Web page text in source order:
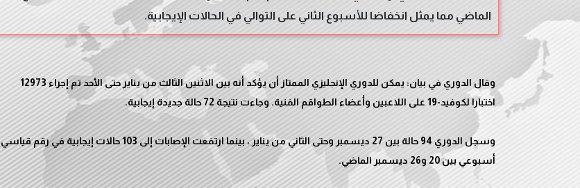
الماضي مما يمثل انخفاضا للأسبوع الثاني على التوالي في الحالات الإيجابية.
وقال الدوري في بيان: يمكن للدوري الإنجليزي الممتاز أن يؤكد أنه بين الاثنين الثالث من يناير حتى الأحد تم إجراء 12973
وسجل الدوري 94 حالة بين 27 ديسمبر وحتى الثاني من يناير ، بينما ارتفعت الإصابات إلى 103 حالات إيجابية في رقم قياسي